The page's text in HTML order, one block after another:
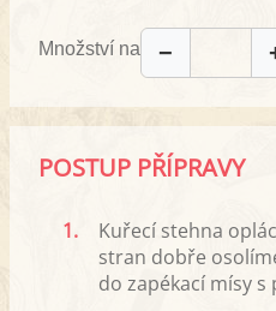
Množství na −
POSTUP PŘÍPRAVY
1.
Kuřecí stehna
stran dobře
do zapékací mísy s